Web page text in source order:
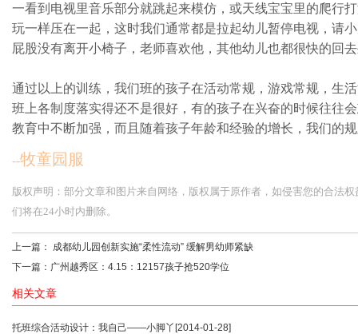
一看到电视里音乐部分就跳起来模仿，或天线宝宝里的爬行
玩一样压在一起，这时我们通常都是拉起幼儿暂停电视，请
屁股没有离开小椅子，老师喜欢他，其他幼儿也都很快的回
通过以上的训练，我们班的孩子在活动常规，游戏常规，生
班上各制度落实得还不是很好，有的孩子在兴奋的时候往往
教育中不断加强，而且随着孩子年龄和经验的增长，我们的
--牧童园服
版权声明：部分文章和图片来自网络，版权属于原作者，如侵害您的合法
们将在24小时内删除。
上一篇： 成都幼儿园创新实施“柔性流动” 缓解男幼师紧缺
下一篇： 广州越秀区：4.15：12157孩子抢520学位
相关文章
托班综合活动设计：我自己——小脚丫 [2014-01-28]